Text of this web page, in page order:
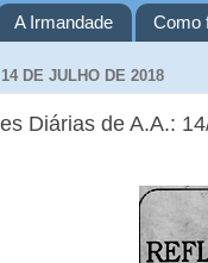
A Irmandade Como
DE JULHO DE 2018
Diárias de A.A.: